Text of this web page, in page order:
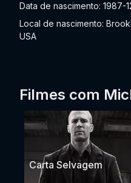
Data de nascimento: 1987-
Local de nascimento:
USA
Filmes com
Carta Selvagem